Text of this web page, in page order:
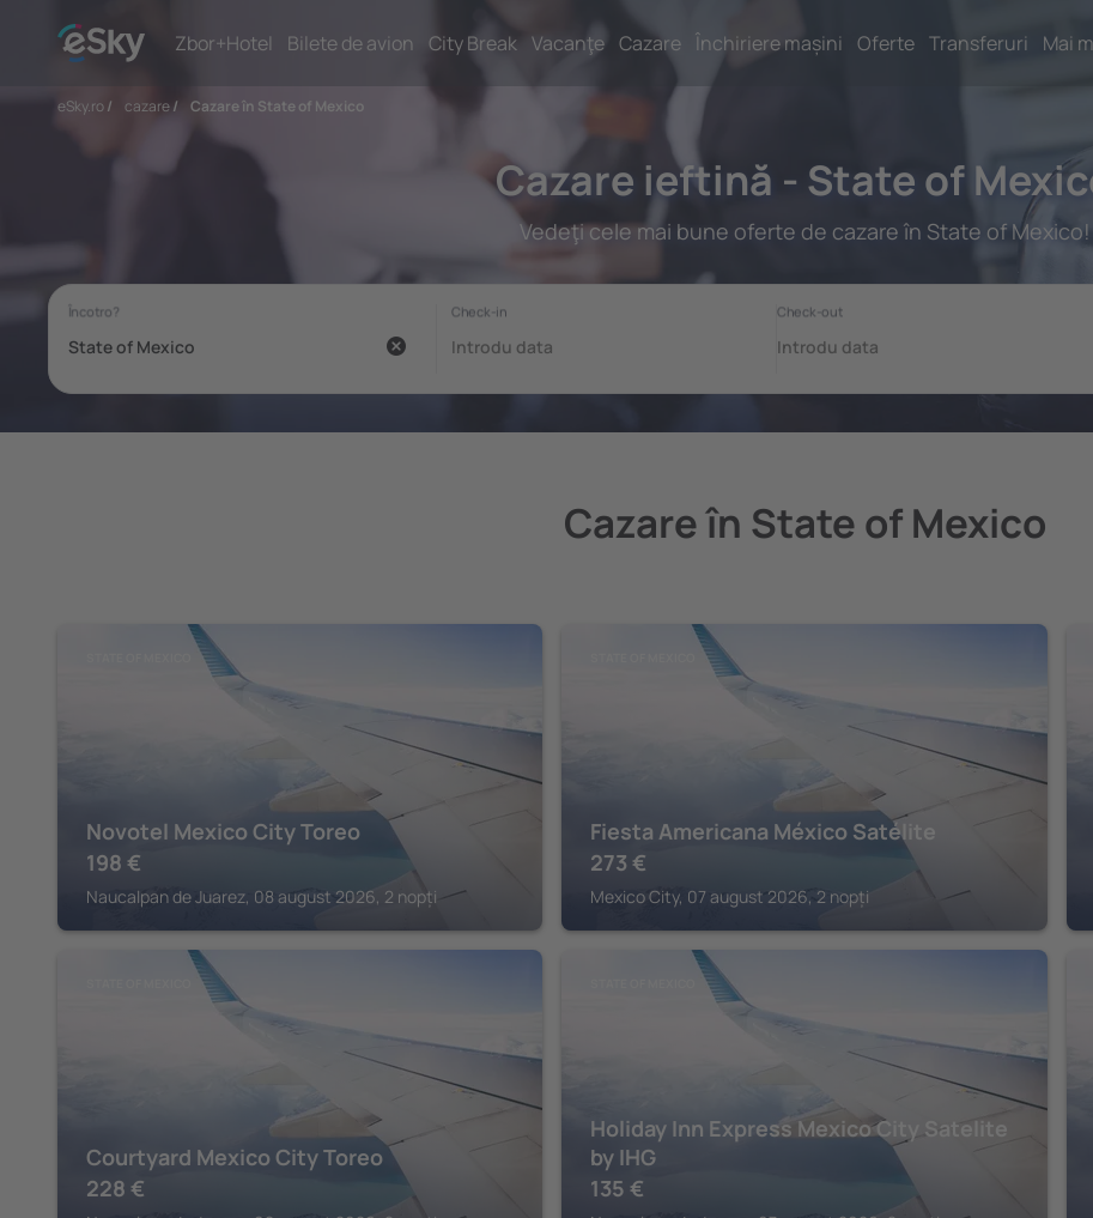
Zbor+Hotel Bilete de avion City Break Vacanţe Cazare Închiriere mașini Oferte Transferuri Mai
eSky.ro/ cazare/ Cazare în State of Mexico
Cazare ieftină - State of
Vedeţi cele mai bune oferte de cazare în State of Mexico!
Cazare în State of Mexico
Novotel Mexico City Toreo
198 €
Naucalpan de Juarez, 08 august 2026, 2 nopți
Fiesta Americana México Satélite
273 €
Mexico City, 07 august 2026, 2 nopți
Courtyard Mexico City Toreo
228 €
Holiday Inn Express Mexico City Satelite
by IHG
135 €